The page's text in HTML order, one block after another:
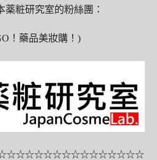
薬粧研究室的粉絲團：
！藥品美妝購！)